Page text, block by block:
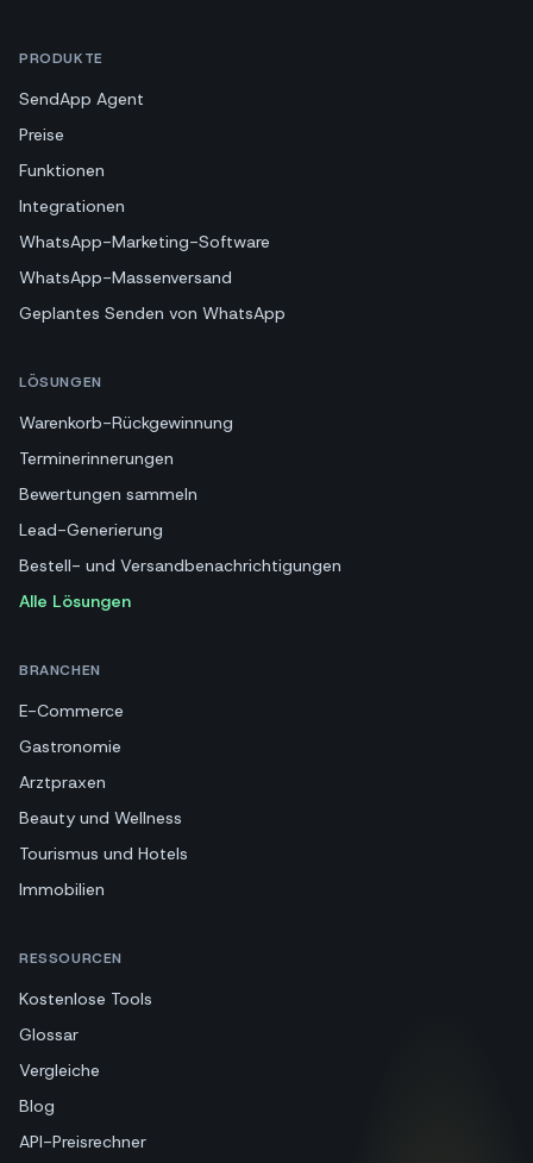
PRODUKTE
SendApp Agent
Preise
Funktionen
Integrationen
WhatsApp-Marketing-Software
WhatsApp-Massenversand
Geplantes Senden von WhatsApp
LÖSUNGEN
Warenkorb-Rückgewinnung
Terminerinnerungen
Bewertungen sammeln
Lead-Generierung
Bestell- und Versandbenachrichtigungen
Alle Lösungen
BRANCHEN
E-Commerce
Gastronomie
Arztpraxen
Beauty und Wellness
Tourismus und Hotels
Immobilien
RESSOURCEN
Kostenlose Tools
Glossar
Vergleiche
Blog
API-Preisrechner